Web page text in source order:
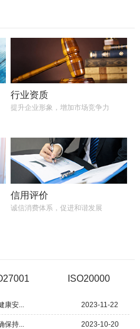
行业资质
提升企业形象，增加市场竞争力
信用评价
诚信消费体系，促进和谐发展
ISO20000
安... 2023-11-22
持... 2023-10-20